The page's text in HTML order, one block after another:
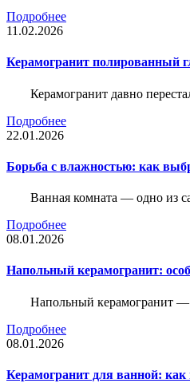
Подробнее
11.02.2026
Керамогранит полированный
Керамогранит давно
Подробнее
22.01.2026
Борьба с влажностью: как
Ванная комната — одно из
Подробнее
08.01.2026
Напольный керамогранит:
Напольный керамогранит —
Подробнее
08.01.2026
Керамогранит для ванной: как